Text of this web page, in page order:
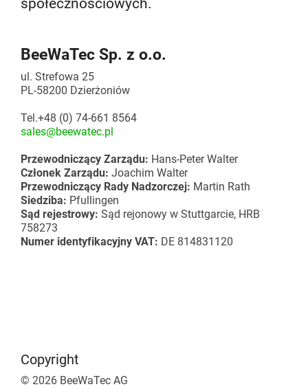
Karakuri
Whiteboard
Stacje FIFO
DO PRZEGLĄDU
DO PRZEGLĄDU
społecznościowych.
BeeWaTec Sp. z o.o.
ul. Strefowa 25
PL-58200 Dzierżoniów
Tel.+48 (0) 74-661 8564
sales@beewatec.pl
Przewodniczący Zarządu: Hans-Peter Walter
Członek Zarządu: Joachim Walter
Przewodniczący Rady Nadzorczej: Martin Rath
Siedziba: Pfullingen
Sąd rejestrowy: Sąd rejonowy w Stuttgarcie, HRB
758273
Numer identyfikacyjny VAT: DE 814831120
Copyright
© 2026 BeeWaTec AG